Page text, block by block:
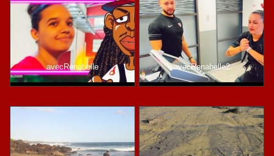
avecRenabelle avecRenabelle2